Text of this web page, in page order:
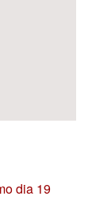
dia 19